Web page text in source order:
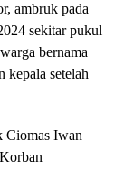
ambruk pada
sekitar pukul
bernama
kepala setelah
Ciomas Iwan